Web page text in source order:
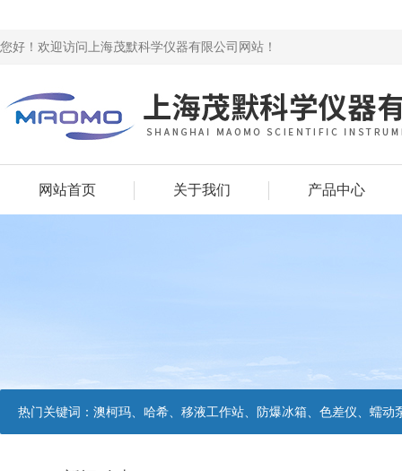
您好！欢迎访问上海茂默科学仪器有限公司网站！
网站首页 关于我们 产品中心
热门关键词： 澳柯玛、哈希、移液工作站、防爆冰箱、色差仪、蠕动